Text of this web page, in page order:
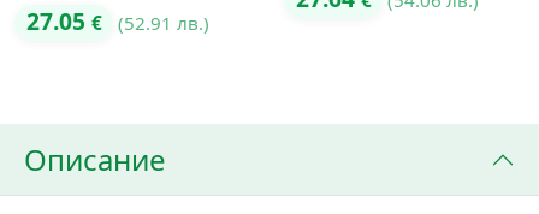
Оценено с
27.05 € (52.91 лв.)
Описание